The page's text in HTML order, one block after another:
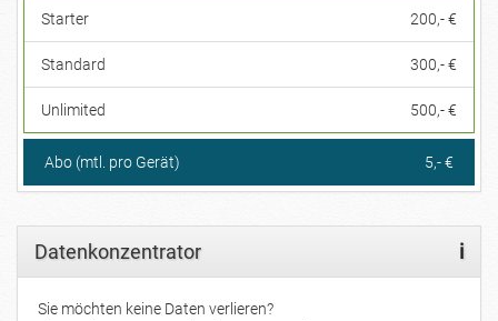
Starter 200,- €
Standard 300,- €
Unlimited 500,- €
Abo (mtl. pro Gerät) 5,- €
Datenkonzentrator i
Sie möchten keine Daten verlieren?